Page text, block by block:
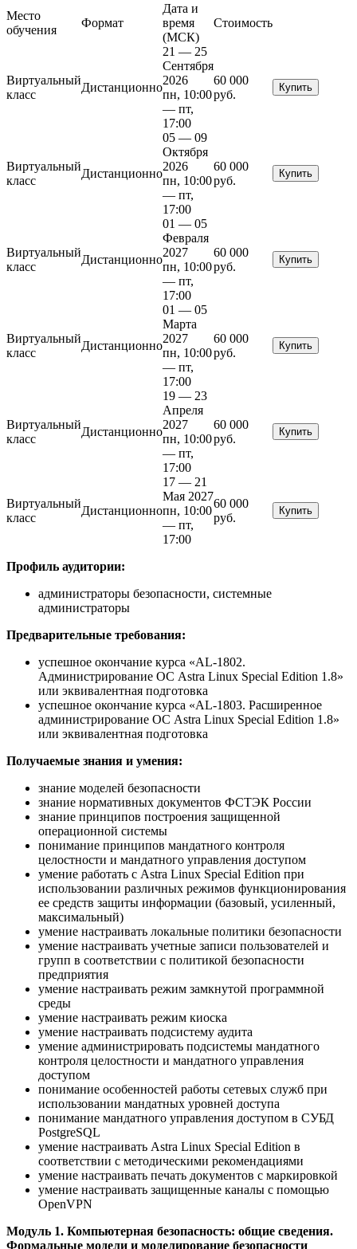
Место
обучения
Формат
Дата и
время
(МСК)
Стоимость
Виртуальный
класс
Дистанционно
21 — 25
Сентября
2026
пн, 10:00
— пт,
17:00
60 000
руб.
Купить
Виртуальный
класс
Дистанционно
05 — 09
Октября
2026
пн, 10:00
— пт,
17:00
60 000
руб.
Купить
Виртуальный
класс
Дистанционно
01 — 05
Февраля
2027
пн, 10:00
— пт,
17:00
60 000
руб.
Купить
Виртуальный
класс
Дистанционно
01 — 05
Марта
2027
пн, 10:00
— пт,
17:00
60 000
руб.
Купить
Виртуальный
класс
Дистанционно
19 — 23
Апреля
2027
пн, 10:00
— пт,
17:00
60 000
руб.
Купить
Виртуальный
класс
Дистанционно
17 — 21
Мая 2027
пн, 10:00
— пт,
17:00
60 000
руб.
Купить
Профиль аудитории:
администраторы безопасности, системные
администраторы
Предварительные требования:
успешное окончание курса «AL-1802.
Администрирование ОС Astra Linux Special Edition 1.8»
или эквивалентная подготовка
успешное окончание курса «AL-1803. Расширенное
администрирование ОС Astra Linux Special Edition 1.8»
или эквивалентная подготовка
Получаемые знания и умения:
знание моделей безопасности
знание нормативных документов ФСТЭК России
знание принципов построения защищенной
операционной системы
понимание принципов мандатного контроля
целостности и мандатного управления доступом
умение работать с Astra Linux Special Edition при
использовании различных режимов функционирования
ее средств защиты информации (базовый, усиленный,
максимальный)
умение настраивать локальные политики безопасности
умение настраивать учетные записи пользователей и
групп в соответствии с политикой безопасности
предприятия
умение настраивать режим замкнутой программной
среды
умение настраивать режим киоска
умение настраивать подсистему аудита
умение администрировать подсистемы мандатного
контроля целостности и мандатного управления
доступом
понимание особенностей работы сетевых служб при
использовании мандатных уровней доступа
понимание мандатного управления доступом в СУБД
PostgreSQL
умение настраивать Astra Linux Special Edition в
соответствии с методическими рекомендациями
умение настраивать печать документов с маркировкой
умение настраивать защищенные каналы с помощью
OpenVPN
Модуль 1. Компьютерная безопасность: общие сведения.
Формальные модели и моделирование безопасности